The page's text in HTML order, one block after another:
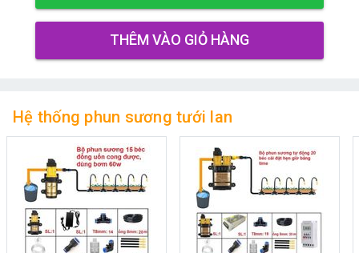
THÊM VÀO GIỎ HÀNG
Hệ thống phun sương tưới lan